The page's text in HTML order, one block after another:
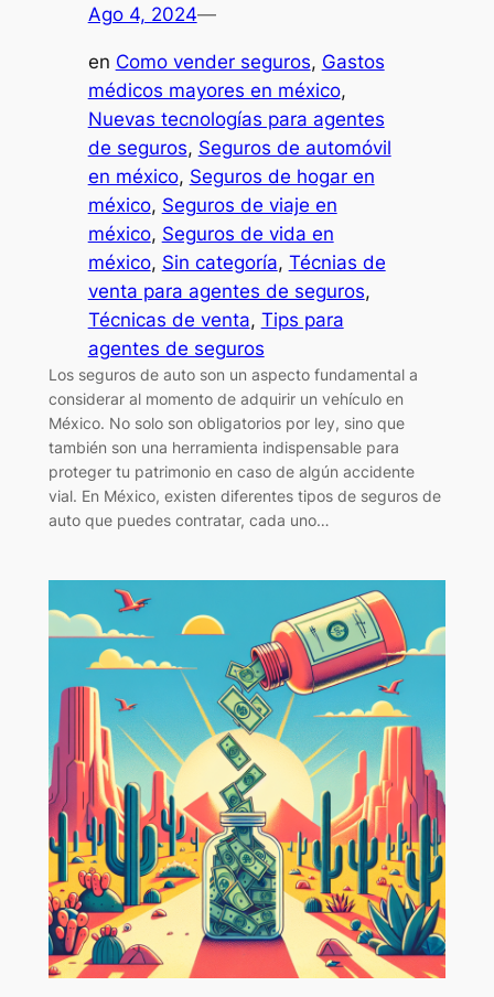
Ago 4, 2024—
en Como vender seguros, Gastos
médicos mayores en méxico
Nuevas tecnologías para agentes
de seguros, Seguros de automóvil
en méxico, Seguros de hogar en
méxico, Seguros de viaje en
méxico, Seguros de vida en
méxico, Sin categoría, Técnias de
venta para agentes de seguros
Técnicas de venta, Tips para
agentes de seguros
Los seguros de auto son un aspecto fundamental a
considerar al momento de adquirir un vehículo en
México. No solo son obligatorios por ley, sino que
también son una herramienta indispensable para
proteger tu patrimonio en caso de algún accidente
vial. En México, existen diferentes tipos de seguros de
auto que puedes contratar, cada uno…